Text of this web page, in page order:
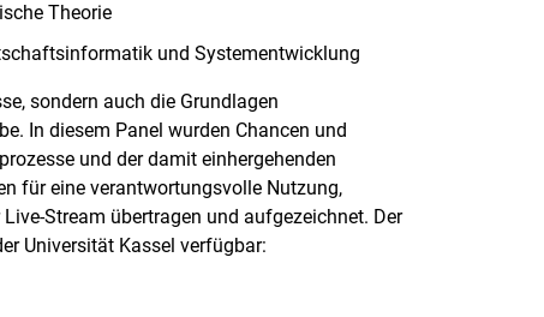
Theorie
und Systementwicklung
sondern auch die Grundlagen
In diesem Panel wurden Chancen und
und der damit einhergehenden
für eine verantwortungsvolle Nutzung,
Stream übertragen und aufgezeichnet. Der
Universität Kassel verfügbar: